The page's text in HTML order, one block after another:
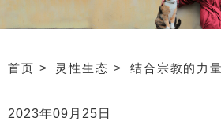
首页 灵性生态 结合宗教的力
2023年09月25日